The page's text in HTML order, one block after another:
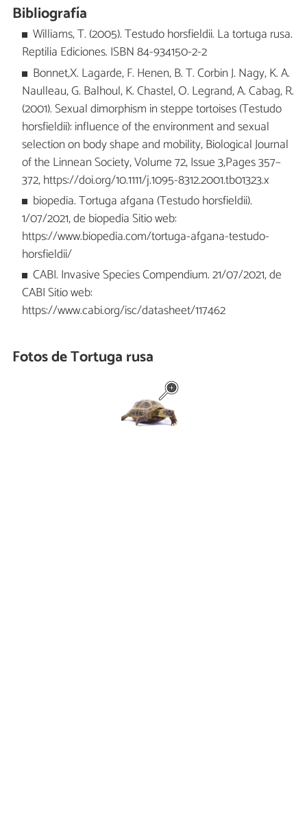
Bibliografía
Williams, T. (2005). Testudo horsfieldii. La tortuga rusa.
Reptilia Ediciones. ISBN 84-934150-2-2
Bonnet,X. Lagarde, F. Henen, B. T. Corbin J. Nagy, K. A.
Naulleau, G. Balhoul, K. Chastel, O. Legrand, A. Cabag, R.
(2001). Sexual dimorphism in steppe tortoises (Testudo
horsfieldii): influence of the environment and sexual
selection on body shape and mobility, Biological Journal
of the Linnean Society, Volume 72, Issue 3,Pages 357–
372, https://doi.org/10.1111/j.1095-8312.2001.tb01323.x
biopedia. Tortuga afgana (Testudo horsfieldii).
1/07/2021, de biopedia Sitio web:
https://www.biopedia.com/tortuga-afgana-testudo-
horsfieldii/
CABI. Invasive Species Compendium. 21/07/2021, de
CABI Sitio web:
https://www.cabi.org/isc/datasheet/117462
Fotos de Tortuga rusa